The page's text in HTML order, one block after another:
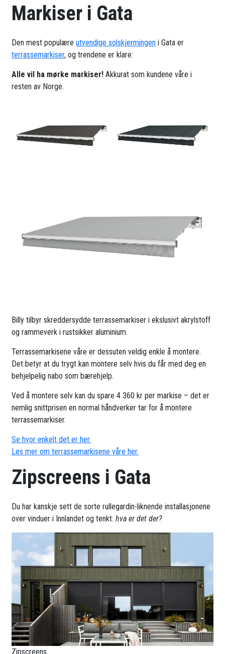
Markiser i Gata
Den mest populæreutvendige solskjermingen i Gata er
terrassemarkiser, og trendene er klare:
Alle vil ha mørke markiser! Akkurat som kundene våre i
resten av Norge.
Billy tilbyr skreddersydde terrassemarkiser i ekslusivt akrylstoff
og rammeverk i rustsikker aluminium.
Terrassemarkisene våre er dessuten veldig enkle å montere.
Det betyr at du trygt kan montere selv hvis du får med deg en
behjelpelig nabo som bærehjelp.
Ved å montere selv kan du spare 4 360 kr per markise – det er
nemlig snittprisen en normal håndverker tar for å montere
terrassemarkiser.
Se hvor enkelt det er her.
Les mer om terrassemarkisene våre her.
Zipscreens i Gata
Du har kanskje sett de sorte rullegardin-liknende installasjonene
over vinduer i Innlandet og tenkt:hva er det der?
Zipscreens.